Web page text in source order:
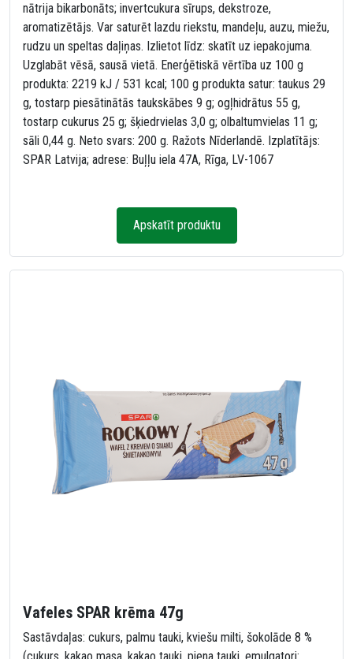
nātrija bikarbonāts; invertcukura sīrups, dekstroze,
aromatizētājs. Var saturēt lazdu riekstu, mandeļu, auzu, miežu,
rudzu un speltas daļiņas. Izlietot līdz: skatīt uz iepakojuma.
Uzglabāt vēsā, sausā vietā. Enerģētiskā vērtība uz 100 g
produkta: 2219 kJ / 531 kcal; 100 g produkta satur: taukus 29
g, tostarp piesātinātās taukskābes 9 g; ogļhidrātus 55 g,
tostarp cukurus 25 g; šķiedrvielas 3,0 g; olbaltumvielas 11 g;
sāli 0,44 g. Neto svars: 200 g. Ražots Nīderlandē. Izplatītājs:
SPAR Latvija; adrese: Buļļu iela 47A, Rīga, LV-1067
Apskatīt produktu
Vafeles SPAR krēma 47g
Sastāvdaļas: cukurs, palmu tauki, kviešu milti, šokolāde 8 %